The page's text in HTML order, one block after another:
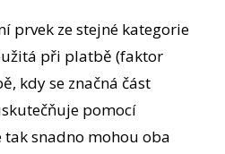
prvek ze stejné kategorie
při platbě (faktor
kdy se značná část
pomocí
snadno mohou oba